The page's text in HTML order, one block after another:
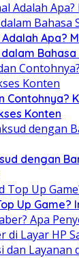
Apa?
Contohnya?
Konten
dengan
Up Game?